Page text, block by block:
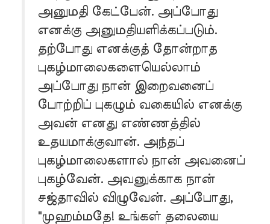
அனுமதி கேட்பேன். அப்போது
எனக்கு அனுமதியளிக்கப்படும்.
தற்போது எனக்குத் தோன்றாத
புகழ்மாலைகளையெல்லாம்
அப்போது நான் இறைவனைப்
போற்றிப் புகழும் வகையில் எனக்கு
அவன் எனது எண்ணத்தில்
உதயமாக்குவான். அந்தப்
புகழ்மாலைகளால் நான் அவனைப்
புகழ்வேன். அவனுக்காக நான்
சஜ்தாவில் விழுவேன். அப்போது,
"முஹம்மதே! உங்கள் தலையை